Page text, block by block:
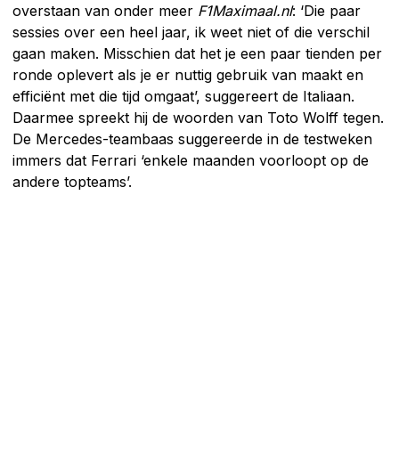
overstaan van onder meer F1Maximaal.nl: ‘Die paar
sessies over een heel jaar, ik weet niet of die verschil
gaan maken. Misschien dat het je een paar tienden per
ronde oplevert als je er nuttig gebruik van maakt en
efficiënt met die tijd omgaat’, suggereert de Italiaan.
Daarmee spreekt hij de woorden van Toto Wolff tegen.
De Mercedes-teambaas suggereerde in de testweken
immers dat Ferrari ‘enkele maanden voorloopt op de
andere topteams’.